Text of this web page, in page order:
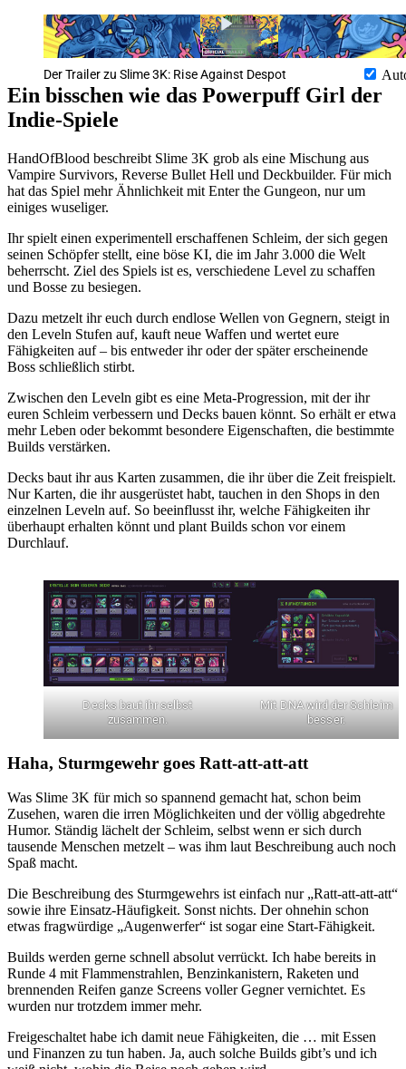
Der Trailer zu Slime 3K: Rise Against Despot
Ein bisschen wie das Powerpuff Girl der
Indie-Spiele
HandOfBlood beschreibt Slime 3K grob als eine Mischung aus
Vampire Survivors, Reverse Bullet Hell und Deckbuilder. Für mich
hat das Spiel mehr Ähnlichkeit mit Enter the Gungeon, nur um
einiges wuseliger.
Ihr spielt einen experimentell erschaffenen Schleim, der sich gegen
seinen Schöpfer stellt, eine böse KI, die im Jahr 3.000 die Welt
beherrscht. Ziel des Spiels ist es, verschiedene Level zu schaffen
und Bosse zu besiegen.
Dazu metzelt ihr euch durch endlose Wellen von Gegnern, steigt in
den Leveln Stufen auf, kauft neue Waffen und wertet eure
Fähigkeiten auf – bis entweder ihr oder der später erscheinende
Boss schließlich stirbt.
Zwischen den Leveln gibt es eine Meta-Progression, mit der ihr
euren Schleim verbessern und Decks bauen könnt. So erhält er etwa
mehr Leben oder bekommt besondere Eigenschaften, die bestimmte
Builds verstärken.
Decks baut ihr aus Karten zusammen, die ihr über die Zeit freispielt.
Nur Karten, die ihr ausgerüstet habt, tauchen in den Shops in den
einzelnen Leveln auf. So beeinflusst ihr, welche Fähigkeiten ihr
überhaupt erhalten könnt und plant Builds schon vor einem
Durchlauf.
Decks baut ihr selbst
zusammen.
Mit DNA wird der Schleim
besser.
Haha, Sturmgewehr goes Ratt-att-att-att
Was Slime 3K für mich so spannend gemacht hat, schon beim
Zusehen, waren die irren Möglichkeiten und der völlig abgedrehte
Humor. Ständig lächelt der Schleim, selbst wenn er sich durch
tausende Menschen metzelt – was ihm laut Beschreibung auch noch
Spaß macht.
Die Beschreibung des Sturmgewehrs ist einfach nur „Ratt-att-att-att“
sowie ihre Einsatz-Häufigkeit. Sonst nichts. Der ohnehin schon
etwas fragwürdige „Augenwerfer“ ist sogar eine Start-Fähigkeit.
Builds werden gerne schnell absolut verrückt. Ich habe bereits in
Runde 4 mit Flammenstrahlen, Benzinkanistern, Raketen und
brennenden Reifen ganze Screens voller Gegner vernichtet. Es
wurden nur trotzdem immer mehr.
Freigeschaltet habe ich damit neue Fähigkeiten, die … mit Essen
und Finanzen zu tun haben. Ja, auch solche Builds gibt’s und ich